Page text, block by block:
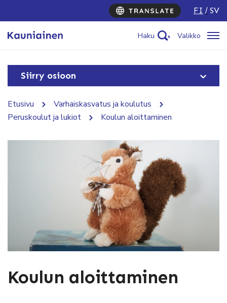
FI SV
Haku Valikko
Siirry osioon
Etusivu
Varhaiskasvatus ja koulutus
Peruskoulut ja lukiot
Koulun aloittaminen
Koulun aloittaminen